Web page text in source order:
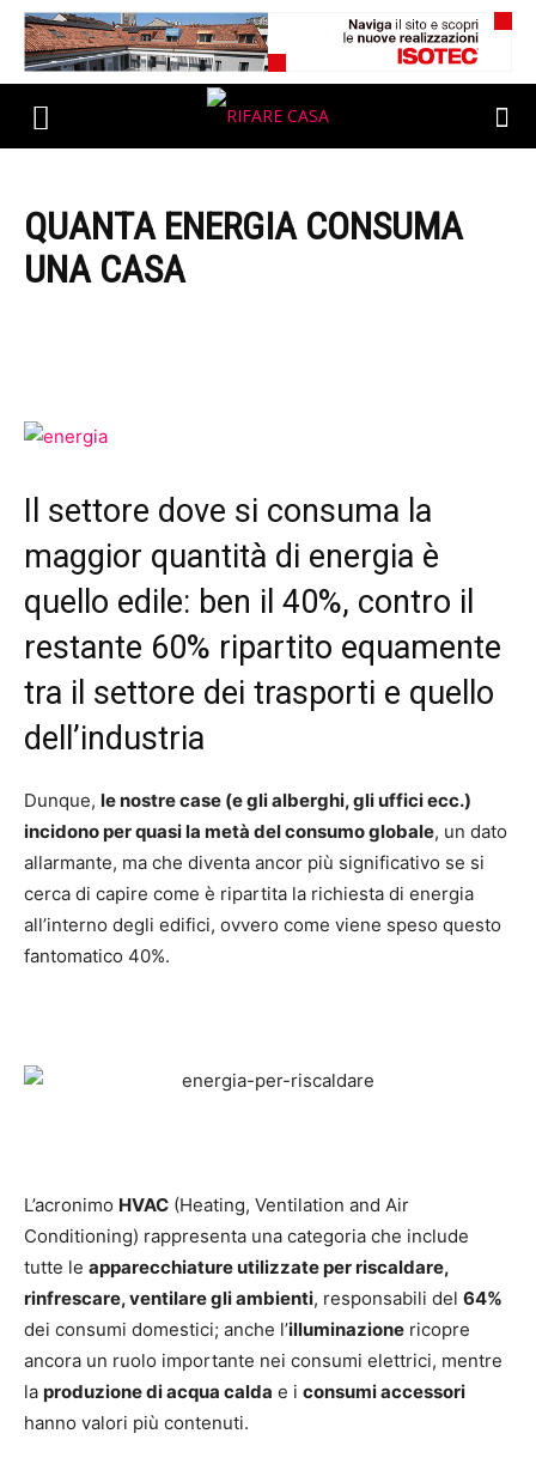
QUANTA ENERGIA CONSUMA
UNA CASA
Il settore dove si consuma la
maggior quantità di energia è
quello edile: ben il 40%, contro il
restante 60% ripartito equamente
tra il settore dei trasporti e quello
dell’industria
Dunque, le nostre case (e gli alberghi, gli uffici ecc.)
incidono per quasi la metà del consumo globale, un dato
allarmante, ma che diventa ancor più significativo se si
cerca di capire come è ripartita la richiesta di energia
all’interno degli edifici, ovvero come viene speso questo
fantomatico 40%.
L’acronimo HVAC (Heating, Ventilation and Air
Conditioning) rappresenta una categoria che include
tutte le apparecchiature utilizzate per riscaldare,
rinfrescare, ventilare gli ambienti, responsabili del 64%
dei consumi domestici; anche l’illuminazione ricopre
ancora un ruolo importante nei consumi elettrici, mentre
la produzione di acqua calda e i consumi accessori
hanno valori più contenuti.